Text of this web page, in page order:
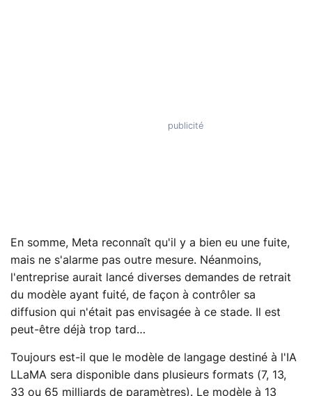
En somme, Meta reconnaît qu'il y a bien eu une fuite,
mais ne s'alarme pas outre mesure. Néanmoins,
l'entreprise aurait lancé diverses demandes de retrait
du modèle ayant fuité, de façon à contrôler sa
diffusion qui n'était pas envisagée à ce stade. Il est
peut-être déjà trop tard…
Toujours est-il que le modèle de langage destiné à l'IA
LLaMA sera disponible dans plusieurs formats (7, 13,
33 ou 65 milliards de paramètres). Le modèle à 13